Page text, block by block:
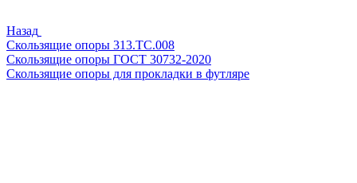
Назад
Скользящие опоры 313.ТС.008
Скользящие опоры ГОСТ 30732-2020
Скользящие опоры для прокладки в футляре